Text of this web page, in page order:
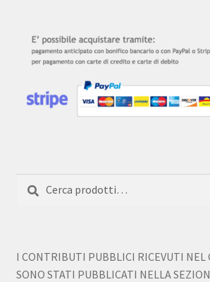
Cerca:
Cerca
I CONTRIBUTI PUBBLICI RICEVUTI NEL
SONO STATI PUBBLICATI NELLA